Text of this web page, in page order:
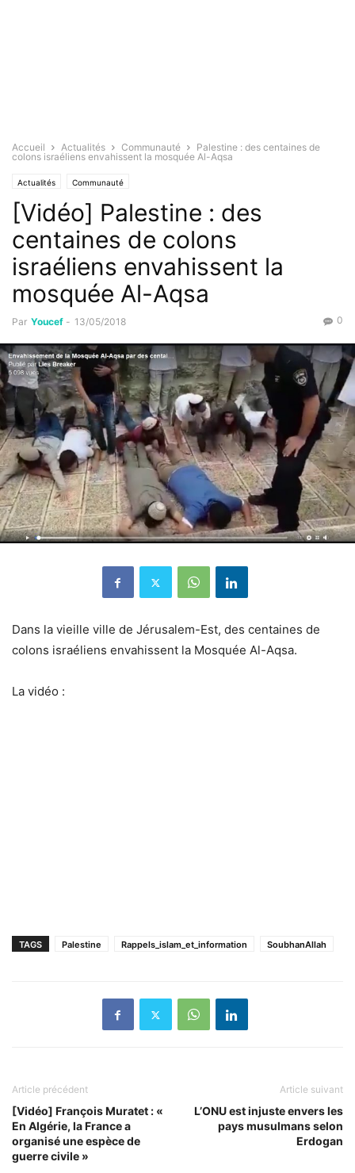
Accueil Actualités Communauté
Palestine : des centaines de
colons israéliens envahissent la mosquée Al-Aqsa
Actualités Communauté
[Vidéo] Palestine : des
centaines de colons
israéliens envahissent la
mosquée Al-Aqsa
Par Youcef - 13/05/2018 0
Dans la vieille ville de Jérusalem-Est, des centaines de
colons israéliens envahissent la Mosquée Al-Aqsa.
La vidéo :
TAGS Palestine Rappels_islam_et_information SoubhanAllah
Article précédent
[Vidéo] François Muratet : «
En Algérie, la France a
organisé une espèce de
guerre civile »
Article suivant
L’ONU est injuste envers les
pays musulmans selon
Erdogan